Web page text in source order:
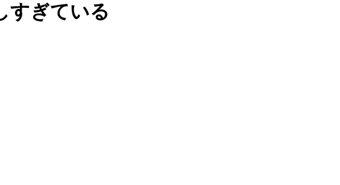
すぎている